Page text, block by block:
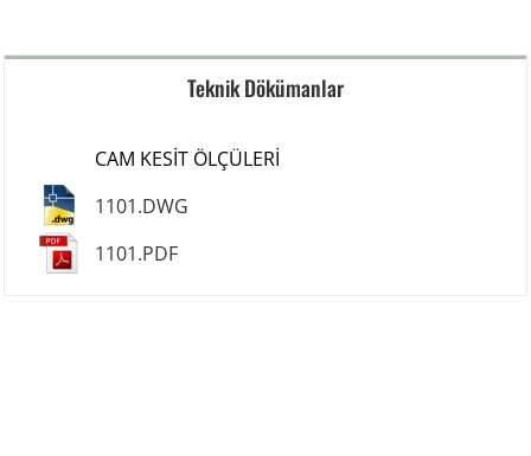
Teknik Dökümanlar
CAM KESİT ÖLÇÜLERİ
1101.DWG
1101.PDF